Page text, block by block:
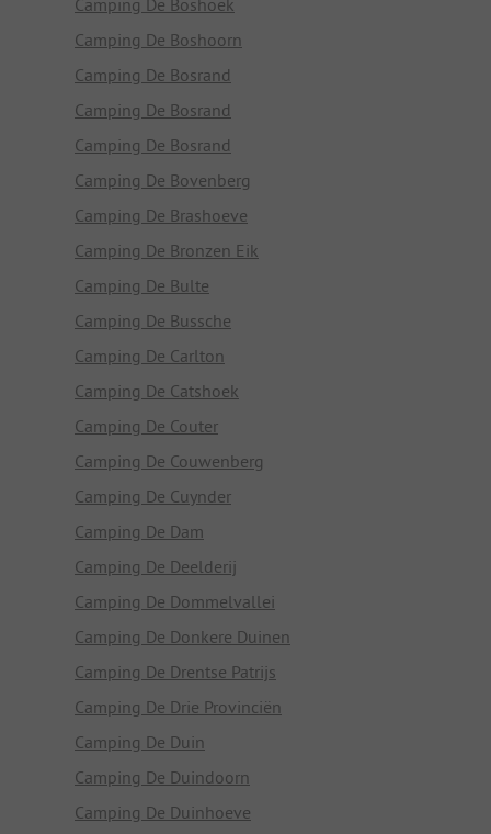
Camping De Boshoorn
Camping De Bosrand
Camping De Bosrand
Camping De Bosrand
Camping De Bovenberg
Camping De Brashoeve
Camping De Bronzen Eik
Camping De Bulte
Camping De Bussche
Camping De Carlton
Camping De Catshoek
Camping De Couter
Camping De Couwenberg
Camping De Cuynder
Camping De Dam
Camping De Deelderij
Camping De Dommelvallei
Camping De Donkere Duinen
Camping De Drentse Patrijs
Camping De Drie Provinciën
Camping De Duin
Camping De Duindoorn
Camping De Duinhoeve